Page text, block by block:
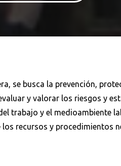
se busca la prevención,
y valorar los riesgos y
trabajo y el medioambiente
recursos y procedimientos